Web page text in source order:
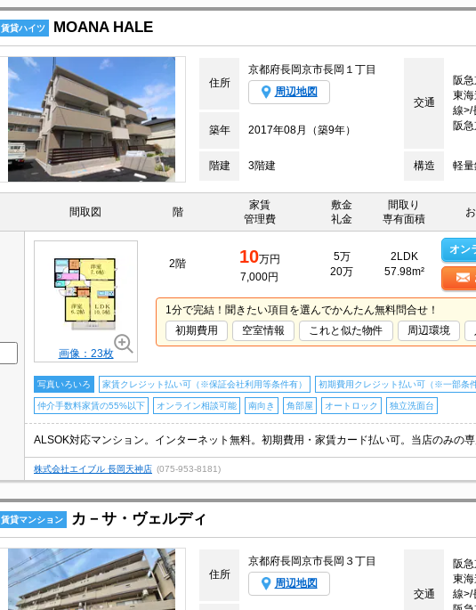
賃貸ハイツ MOANA HALE
住所
京都府長岡京市長岡１丁目
周辺地図
交通
阪
東
線>/
阪
築年 2017年08月（築9年）
階建 3階建 構造 軽量
間取図 階
家賃
管理費
敷金
礼金
間取り
専有面積
画像：23枚
2階 10万円
7,000円
5万
20万
2LDK
57.98m²
オン
1分で完結！聞きたい項目を選んでかんたん無料問合せ！
初期費用
空室情報 これと似た物件 周辺環境
写真いろいろ 家賃クレジット払い可（※保証会社利用等条件有） 初期費用クレジット払い可（※一部条件
仲介手数料家賃の55%以下 オンライン相談可能 南向き 角部屋 オートロック 独立洗面台
株式会社エイブル 長岡天神店 (075-953-8181)
賃貸マンション カ－サ・ヴェルディ
住所
京都府長岡京市長岡３丁目
周辺地図
交通
阪
東
線>/